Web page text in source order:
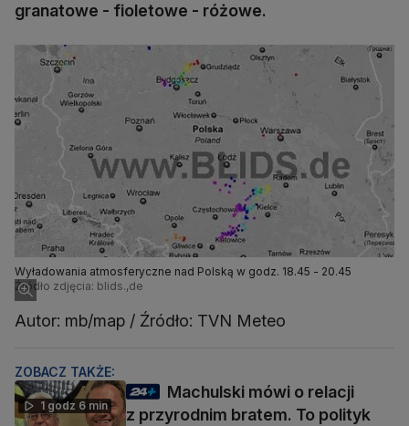
granatowe - fioletowe - różowe.
Wyładowania atmosferyczne nad Polską w godz. 18.45 - 20.45
Źródło zdjęcia: blids.,de
Autor: mb/map / Źródło: TVN Meteo
ZOBACZ TAKŻE:
1 godz 6 min
Machulski mówi o relacji
z przyrodnim bratem. To polityk